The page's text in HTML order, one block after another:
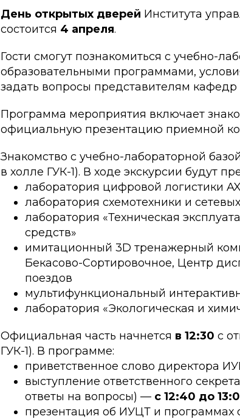
День открытых дверей Института
состоится 4 апреля.
Гости смогут познакомиться с учебно-
образовательными программами,
задать вопросы представителям
Программа мероприятия включает
официальную презентацию приемной
Знакомство с учебно-лабораторной
в холле ГУК-1). В ходе экскурсии будут
лаборатория цифровой логистики
лаборатория схемотехники и
лаборатория «Техническая
средств»
имитационный 3D тренажерный
Бекасово-Сортировочное, Центр
поездов
мультифункциональный
лаборатория «Экологическая и
Официальная часть начнется в 12:30 с
ГУК-1). В программе:
приветственное слово директора
выступление ответственного
ответы на вопросы) — с 12:40 до
презентация об ИУЦТ и программах